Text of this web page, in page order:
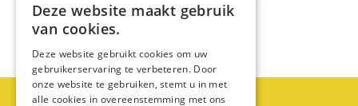
Partner worden?
Deze website maakt gebruik
van cookies.
Deze website gebruikt cookies om uw
gebruikerservaring te verbeteren. Door
onze website te gebruiken, stemt u in met
alle cookies in overeenstemming met ons